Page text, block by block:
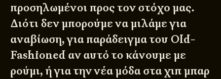
προσηλωμένοι προς τον στόχο μας.
Διότι δεν μπορούμε να μιλάμε για
αναβίωση, για παράδειγμα του Old-
Fashioned αν αυτό το κάνουμε με
ρούμι, ή για την νέα μόδα στα χιπ μπαρ